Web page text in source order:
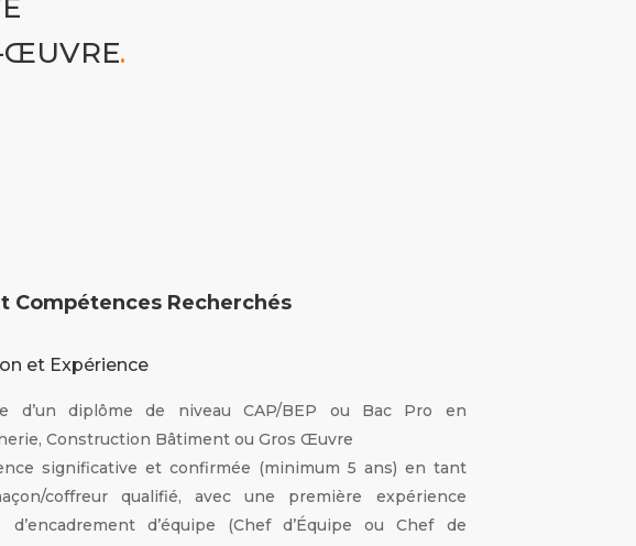
ŒUVRE.
Compétences Recherchés
et Expérience
d’un diplôme de niveau CAP/BEP ou Bac Pro en
Construction Bâtiment ou Gros Œuvre
significative et confirmée (minimum 5 ans) en tant
coffreur qualifié, avec une première expérience
d’encadrement d’équipe (Chef d’Équipe ou Chef de